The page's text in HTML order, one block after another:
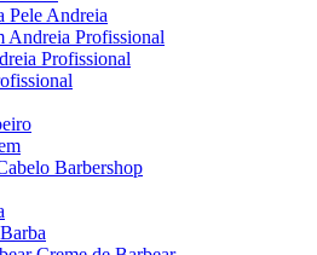
Pele Andreia
Andreia Profissional
Profissional
Barbershop